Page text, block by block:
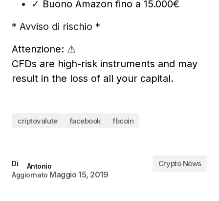
✓ Buono Amazon fino a 15.000€
* Avviso di rischio *
Attenzione: ⚠
CFDs are high-risk instruments and may
result in the loss of all your capital.
criptovalute facebook fbcoin
Di
Antonio
Aggiornato Maggio 15, 2019
Crypto News